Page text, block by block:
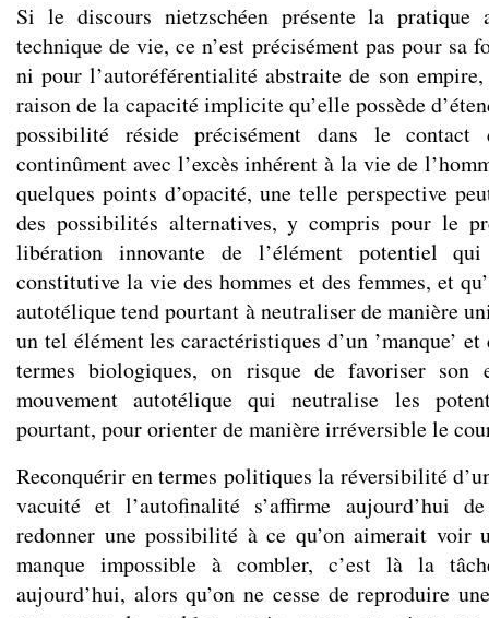
Si le discours nietzschéen présente la pratique
technique de vie, ce n’est précisément pas pour sa
ni pour l’autoréférentialité abstraite de son empire,
raison de la capacité implicite qu’elle possède
possibilité réside précisément dans le contact
continûment avec l’excès inhérent à la vie de
quelques points d’opacité, une telle perspective
des possibilités alternatives, y compris pour le
libération innovante de l’élément potentiel
constitutive la vie des hommes et des femmes, et
autotélique tend pourtant à neutraliser de manière
un tel élément les caractéristiques d’un ’manque’ et
termes biologiques, on risque de favoriser son
mouvement autotélique qui neutralise les
pourtant, pour orienter de manière irréversible le
Reconquérir en termes politiques la réversibilité
vacuité et l’autofinalité s’affirme aujourd’hui
redonner une possibilité à ce qu’on aimerait voir
manque impossible à combler, c’est là la
aujourd’hui, alors qu’on ne cesse de reproduire